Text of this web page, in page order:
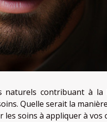
naturels contribuant à la
Quelle serait la
soins à appliquer à vos